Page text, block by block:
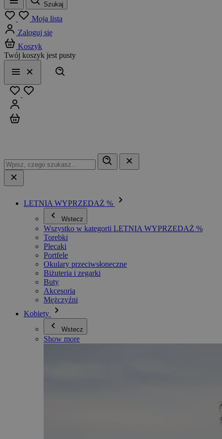
Menu
Szukaj
Moja lista
Zaloguj się
Koszyk
Twój koszyk jest pusty
Menu
Zamknij
LETNIA WYPRZEDAŻ %
Wstecz
Wszystko w kategorii LETNIA WYPRZEDAŻ %
Torebki
Plecaki
Portfele
Okulary przeciwsłoneczne
Biżuteria i zegarki
Buty
Akcesoria
Mężczyźni
Kobiety
Wstecz
Show more